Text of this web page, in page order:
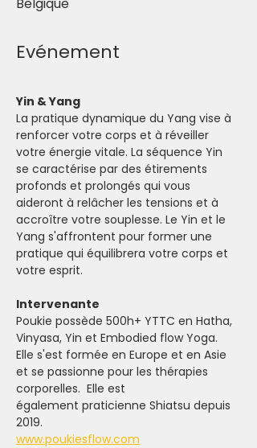
Evénement
Yin & Yang
La pratique dynamique du Yang vise à
renforcer votre corps et à réveiller
votre énergie vitale. La séquence Yin
se caractérise par des étirements
profonds et prolongés qui vous
aideront à relâcher les tensions et à
accroître votre souplesse. Le Yin et le
Yang s'affrontent pour former une
pratique qui équilibrera votre corps et
votre esprit.
Intervenante
Poukie possède 500h+ YTTC en Hatha,
Vinyasa, Yin et Embodied flow Yoga.
Elle s'est formée en Europe et en Asie
et se passionne pour les thérapies
corporelles.  Elle est
également praticienne Shiatsu depuis
2019.
www.poukiesflow.com